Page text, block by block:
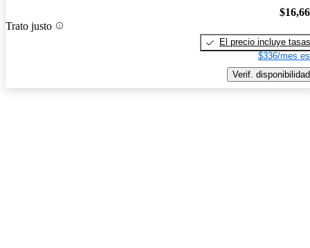
Trato justo
El precio incluye tasas
$336/mes
Verif. disponibilidad